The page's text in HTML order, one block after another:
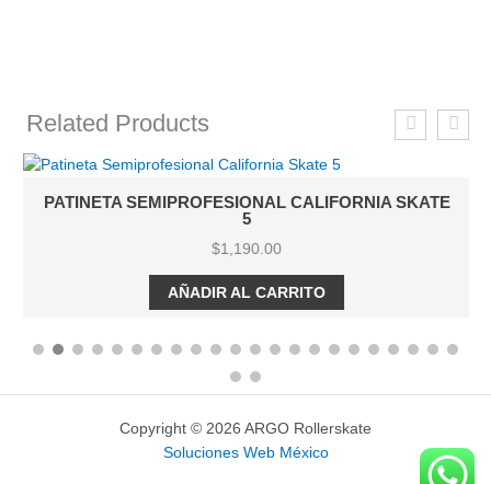
Related Products
PATINETA SEMIPROFESIONAL CALIFORNIA SKATE
5
$1,190.00
AÑADIR AL CARRITO
Copyright © 2026 ARGO Rollerskate
Soluciones Web México